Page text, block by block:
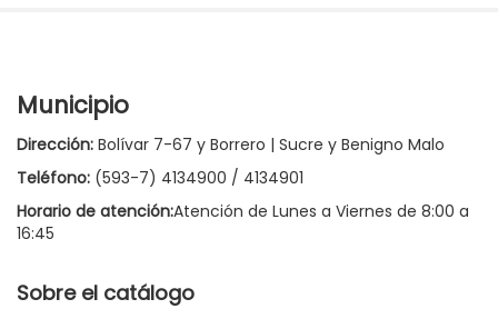
Municipio
Dirección: Bolívar 7-67 y Borrero | Sucre y Benigno Malo
Teléfono: (593-7) 4134900 / 4134901
Horario de atención:Atención de Lunes a Viernes de 8:00 a
16:45
Sobre el catálogo